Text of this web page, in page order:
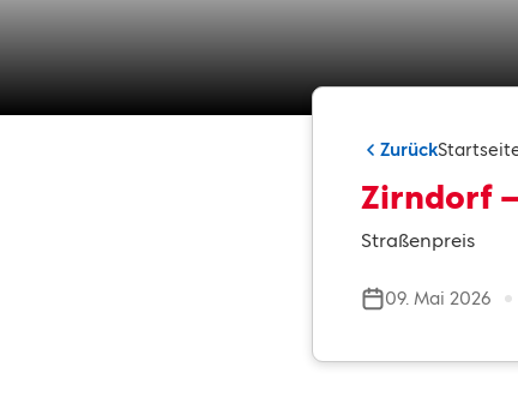
Zurück
Zirndorf
Straßenpreis
09. Mai 2026